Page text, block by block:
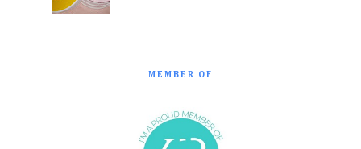
MEMBER OF